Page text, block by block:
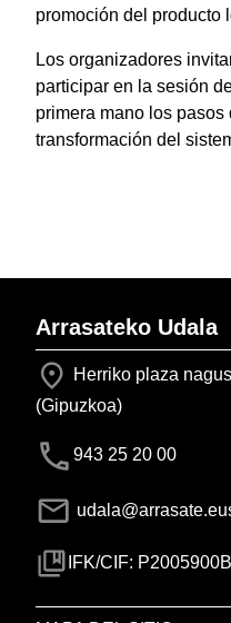
promoción del producto
Los organizadores
participar en la sesión
primera mano los
transformación del
Arrasateko Udala
Herriko plaza
(Gipuzkoa)
943 25 20 00
IFK/CIF: P2005900B